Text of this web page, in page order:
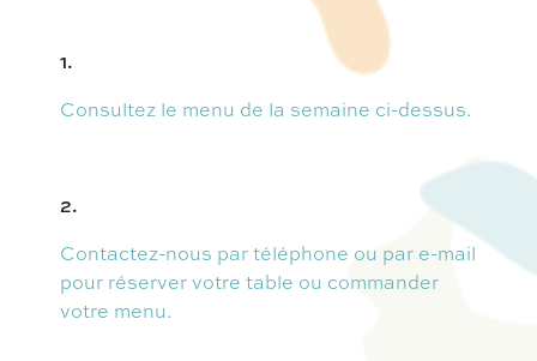
1.
Consultez le menu de la semaine ci-dessus.
2.
Contactez-nous par téléphone ou par e-mail
pour réserver votre table ou commander
votre menu.